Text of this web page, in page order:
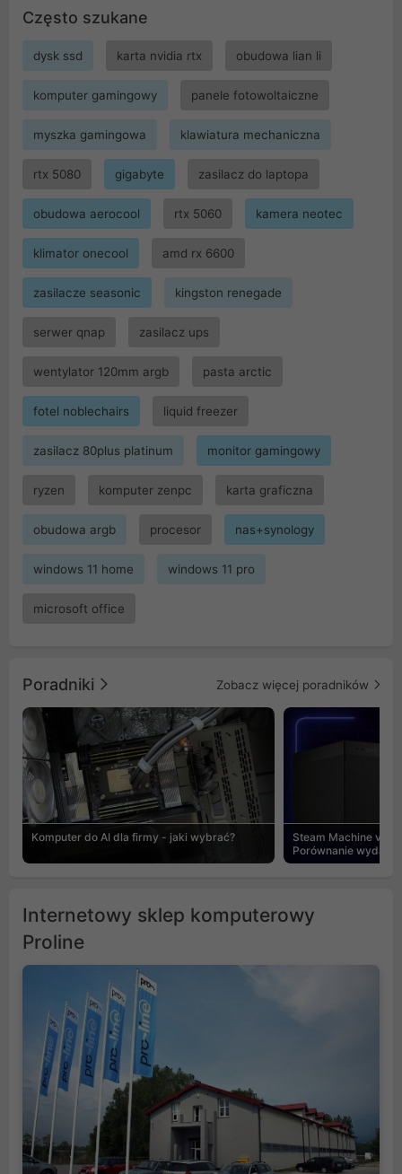
Często szukane
dysk ssd karta nvidia rtx obudowa lian li
komputer gamingowy panele fotowoltaiczne
myszka gamingowa klawiatura mechaniczna
rtx 5080 gigabyte zasilacz do laptopa
obudowa aerocool rtx 5060 kamera neotec
klimator onecool amd rx 6600
zasilacze seasonic kingston renegade
serwer qnap zasilacz ups
wentylator 120mm argb pasta arctic
fotel noblechairs liquid freezer
zasilacz 80plus platinum monitor gamingowy
ryzen komputer zenpc karta graficzna
obudowa argb procesor nas+synology
windows 11 home windows 11 pro
microsoft office
Poradniki Zobacz więcej poradników
Komputer do AI dla firmy - jaki wybrać?
Steam Machine vs
Porównanie
Internetowy sklep komputerowy
Proline